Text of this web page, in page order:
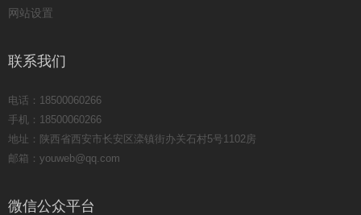
网站设置
联系我们
电话：18500060266
手机：18500060266
地址：陕西省西安市长安区滦镇街办关石村5号1102房
邮箱：youweb@qq.com
微信公众平台